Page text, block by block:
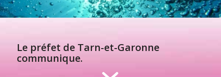
Le préfet de Tarn-et-Garonne
communique.